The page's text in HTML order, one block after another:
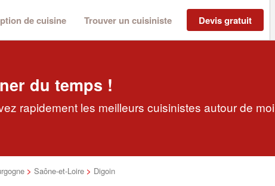
de cuisine Trouver un cuisiniste Devis gratuit
du temps !
rapidement les meilleurs cuisinistes autour de moi
> Saône-et-Loire > Digoin